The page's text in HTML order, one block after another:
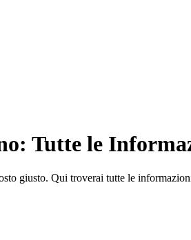
Tutte le
giusto. Qui troverai tutte le